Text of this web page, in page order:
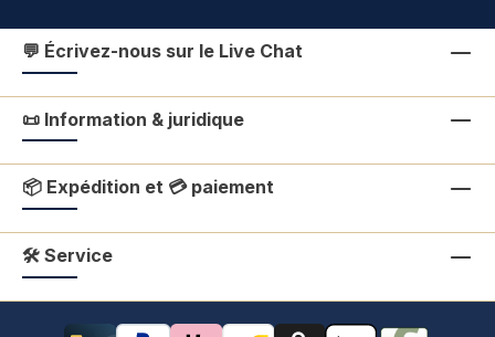
💬 Écrivez-nous sur le Live Chat
📜 Information & juridique
📦 Expédition et 💳 paiement
🛠 Service